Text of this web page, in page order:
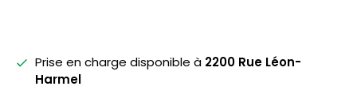
Prise en charge disponible à 2200 Rue Léon-
Harmel